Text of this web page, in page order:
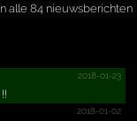
alle 84 nieuwsberichten
2018-01-23
2018-01-02